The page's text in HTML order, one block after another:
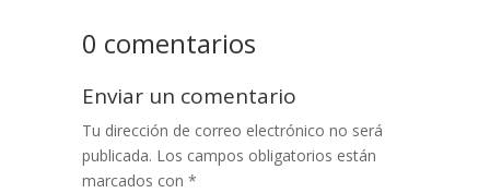
0 comentarios
Enviar un comentario
Tu dirección de correo electrónico no será
publicada. Los campos obligatorios están
marcados con *